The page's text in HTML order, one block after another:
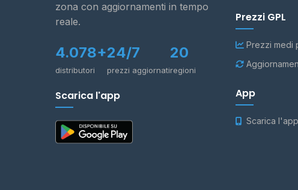
zona con aggiornamenti in tempo
reale.
4.078+
distributori
24/7
prezzi aggiornati
20
regioni
Scarica l'app
Prezzi GPL
Prezzi medi
App
Scarica l'app